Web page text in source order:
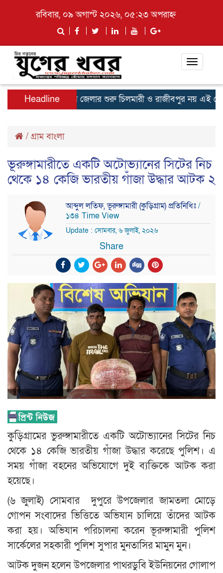
রবিবার, ০৯ অগাস্ট ২০২৬, ০৫:২৩ অপরাহ্ন
Toggle
Headline
কুড়িগ্রাম জেলার শুরু চিলমারী ও রাজীবপুর নয় এই টোটাল
/ গ্রাম বাংলা
ভূরুঙ্গামারীতে একটি অটোভ্যানের সিটের নিচ
থেকে ১৪ কেজি ভারতীয় গাঁজা উদ্ধার আটক ২
আব্দুল লতিফ, ভূরুঙ্গামারী (কুড়িগ্রাম) প্রতিনিধিঃ/
১৩৪ Time View
Update : সোমবার, ৬ জুলাই, ২০২৬
Share
কুড়িগ্রামের ভুরুঙ্গামারীতে একটি অটোভ্যানের সিটের নিচ
থেকে ১৪ কেজি ভারতীয় গাঁজা উদ্ধার করেছে পুলিশ। এ
সময় গাঁজা বহনের অভিযোগে দুই ব্যক্তিকে আটক করা
হয়েছে।
(৬ জুলাই) সোমবার দুপুরে উপজেলার জামতলা মোড়ে
গোপন সংবাদের ভিত্তিতে অভিযান চালিয়ে তাঁদের আটক
করা হয়। অভিযান পরিচালনা করেন ভূরুঙ্গামারী পুলিশ
সার্কেলের সহকারী পুলিশ সুপার মুনতাসির মামুন মুন।
আটক দুজন হলেন উপজেলার পাথরডুবি ইউনিয়নের গোলাপ